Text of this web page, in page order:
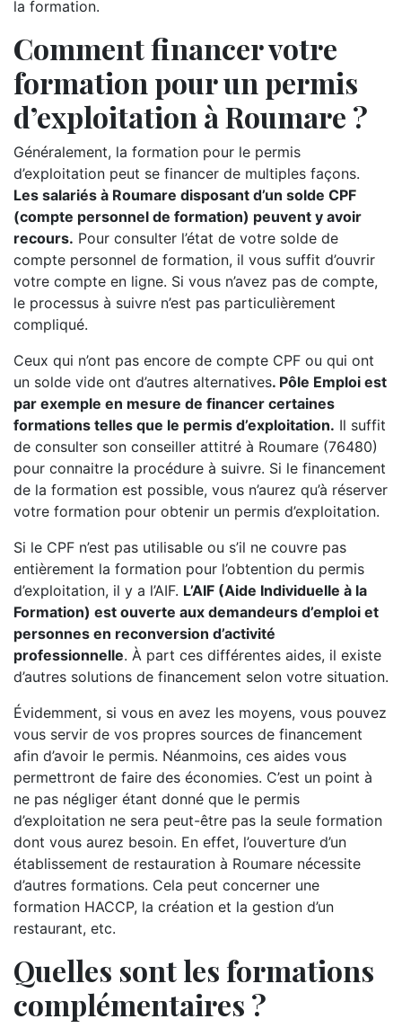
la formation.
Comment financer votre
formation pour un permis
d’exploitation à Roumare ?
Généralement, la formation pour le permis
d’exploitation peut se financer de multiples façons.
Les salariés à Roumare disposant d’un solde CPF
(compte personnel de formation) peuvent y avoir
recours. Pour consulter l’état de votre solde de
compte personnel de formation, il vous suffit d’ouvrir
votre compte en ligne. Si vous n’avez pas de compte,
le processus à suivre n’est pas particulièrement
compliqué.
Ceux qui n’ont pas encore de compte CPF ou qui ont
un solde vide ont d’autres alternatives. Pôle Emploi est
par exemple en mesure de financer certaines
formations telles que le permis d’exploitation. Il suffit
de consulter son conseiller attitré à Roumare (76480)
pour connaitre la procédure à suivre. Si le financement
de la formation est possible, vous n’aurez qu’à réserver
votre formation pour obtenir un permis d’exploitation.
Si le CPF n’est pas utilisable ou s’il ne couvre pas
entièrement la formation pour l’obtention du permis
d’exploitation, il y a l’AIF. L’AIF (Aide Individuelle à la
Formation) est ouverte aux demandeurs d’emploi et
personnes en reconversion d’activité
professionnelle. À part ces différentes aides, il existe
d’autres solutions de financement selon votre situation.
Évidemment, si vous en avez les moyens, vous pouvez
vous servir de vos propres sources de financement
afin d’avoir le permis. Néanmoins, ces aides vous
permettront de faire des économies. C’est un point à
ne pas négliger étant donné que le permis
d’exploitation ne sera peut-être pas la seule formation
dont vous aurez besoin. En effet, l’ouverture d’un
établissement de restauration à Roumare nécessite
d’autres formations. Cela peut concerner une
formation HACCP, la création et la gestion d’un
restaurant, etc.
Quelles sont les formations
complémentaires ?